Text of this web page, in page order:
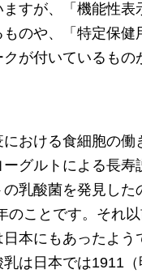
すが、「機能性表
のや、「特定保健
が付いているもの
おける食細胞の働
グルトによる長寿
乳酸菌を発見した
のことです。それ
本にもあったよう
は日本では1911